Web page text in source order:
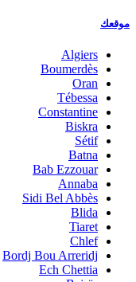
موقعك
Algiers
Boumerdès
Oran
Tébessa
Constantine
Biskra
Sétif
Batna
Bab Ezzouar
Annaba
Sidi Bel Abbès
Blida
Tiaret
Chlef
Bordj Bou Arreridj
Ech Chettia